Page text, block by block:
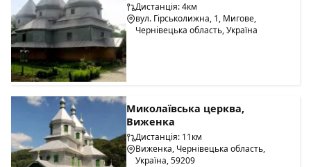
Дистанція: 4км
вул. Гірськолижна, 1, Мигове,
Чернівецька область, Україна
Миколаївська церква,
Виженка
Дистанція: 11км
Виженка, Чернівецька область,
Україна, 59209